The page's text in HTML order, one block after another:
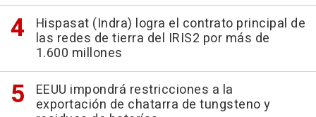
Hispasat (Indra) logra el contrato principal de
las redes de tierra del IRIS2 por más de
1.600 millones
EEUU impondrá restricciones a la
exportación de chatarra de tungsteno y